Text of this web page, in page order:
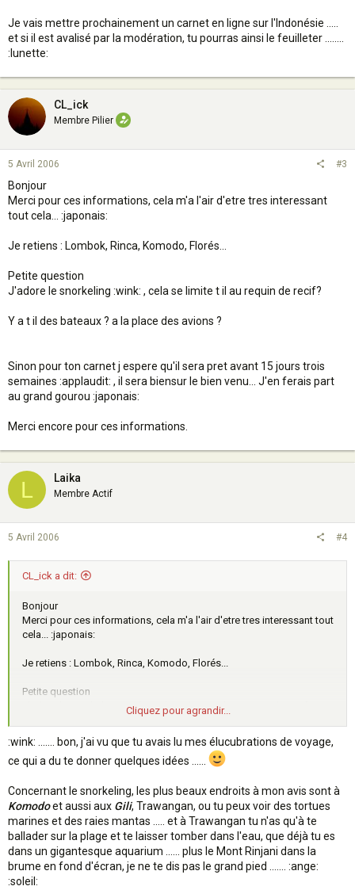
Je vais mettre prochainement un carnet en ligne sur l'Indonésie .....
et si il est avalisé par la modération, tu pourras ainsi le feuilleter ........
:lunette:
CL_ick
Membre Pilier
5 Avril 2006 #3
Bonjour
Merci pour ces informations, cela m'a l'air d'etre tres interessant
tout cela... :japonais:
Je retiens : Lombok, Rinca, Komodo, Florés...
Petite question
J'adore le snorkeling :wink: , cela se limite t il au requin de recif?
Y a t il des bateaux ? a la place des avions ?
Sinon pour ton carnet j espere qu'il sera pret avant 15 jours trois
semaines :applaudit: , il sera biensur le bien venu... J'en ferais part
au grand gourou :japonais:
Merci encore pour ces informations.
L Laika
Membre Actif
5 Avril 2006 #4
CL_ick a dit:
Bonjour
Merci pour ces informations, cela m'a l'air d'etre tres interessant tout
cela... :japonais:
Je retiens : Lombok, Rinca, Komodo, Florés...
Petite question
J'adore le snorkeling :wink: , cela se limite t il au requin de recif?
semaines :applaudit: , il sera biensur le bien venu... J'en ferais part
au grand gourou :japonais:
Merci encore pour ces informations.
Cliquez pour agrandir...
:wink: ....... bon, j'ai vu que tu avais lu mes élucubrations de voyage,
ce qui a du te donner quelques idées ......
Concernant le snorkeling, les plus beaux endroits à mon avis sont à
Komodoet aussi aux Gili, Trawangan, ou tu peux voir des tortues
marines et des raies mantas ..... et à Trawangan tu n'as qu'à te
ballader sur la plage et te laisser tomber dans l'eau, que déjà tu es
dans un gigantesque aquarium ...... plus le Mont Rinjani dans la
brume en fond d'écran, je ne te dis pas le grand pied ....... :ange:
:soleil: